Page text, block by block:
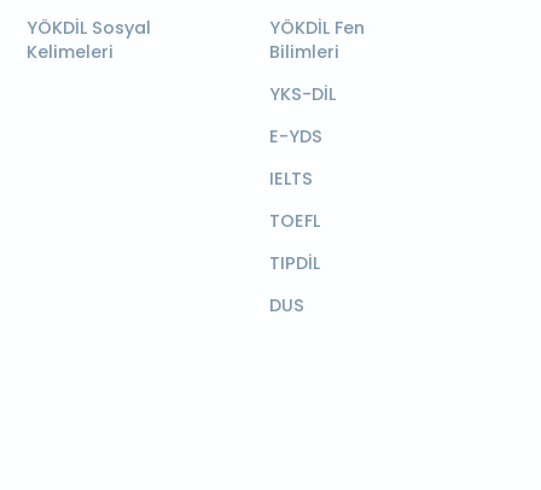
YÖKDİL Sosyal
Kelimeleri
YÖKDİL Fen
Bilimleri
YKS-DİL
E-YDS
IELTS
TOEFL
TIPDİL
DUS